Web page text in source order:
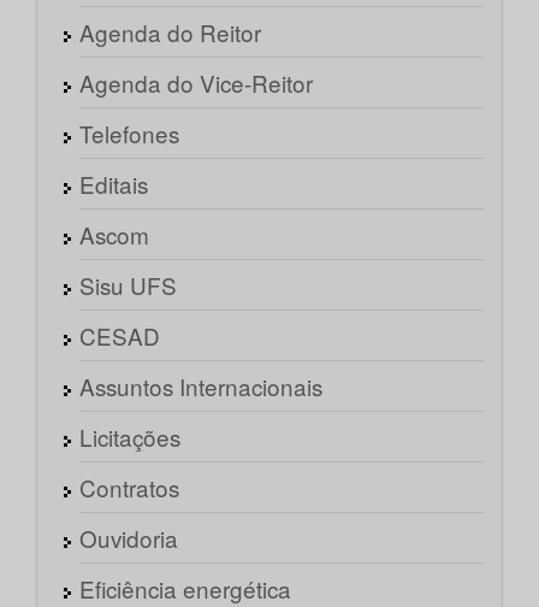
Agenda do Reitor
Agenda do Vice-Reitor
Telefones
Editais
Ascom
Sisu UFS
CESAD
Assuntos Internacionais
Licitações
Contratos
Ouvidoria
Eficiência energética